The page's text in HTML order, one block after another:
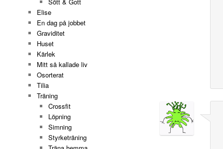
Sött & Gott
Elise
En dag på jobbet
Graviditet
Huset
Kärlek
Mitt så kallade liv
Osorterat
Tilia
Träning
Crossfit
Löpning
Simning
Styrketräning